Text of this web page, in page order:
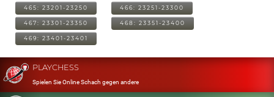
465: 23201-23250 466: 23251-23300
467: 23301-23350 468: 23351-23400
469: 23401-23401
PLAYCHESS
Spielen Sie Online Schach gegen andere